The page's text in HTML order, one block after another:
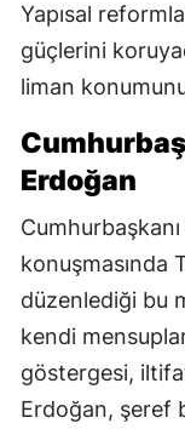
Yapısal
güçlerini
liman
Erdoğan
konuşmasında
düzenlediği bu
kendi
göstergesi,
Erdoğan, şeref